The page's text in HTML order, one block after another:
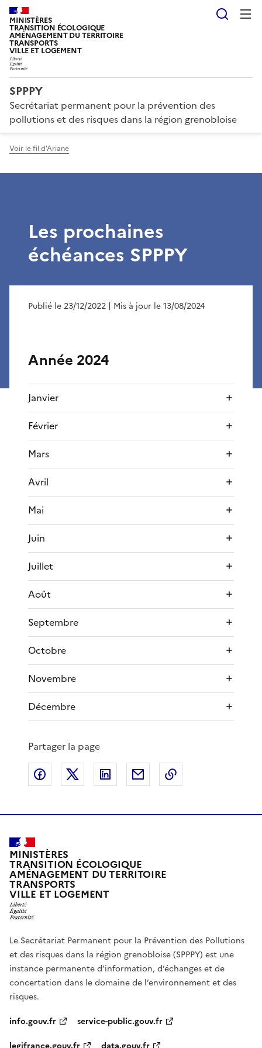
MINISTÈRES
TRANSITION ÉCOLOGIQUE
AMÉNAGEMENT DU TERRITOIRE
TRANSPORTS
VILLE ET LOGEMENT
SPPPY
Secrétariat permanent pour la prévention des
pollutions et des risques dans la région grenobloise
Voir le fil d'Ariane
Les prochaines
échéances SPPPY
Publié le 23/12/2022 | Mis à jour le 13/08/2024
Année 2024
Janvier
Février
Mars
Avril
Mai
Juin
Juillet
Août
Septembre
Octobre
Novembre
Décembre
Partager la page
Partager sur Facebook
Partager sur XPartager sur LinkedIn
Partager par email
MINISTÈRES
TRANSITION ÉCOLOGIQUE
AMÉNAGEMENT DU TERRITOIRE
TRANSPORTS
VILLE ET LOGEMENT
Le Secrétariat Permanent pour la Prévention des Pollutions
et des risques dans la région grenobloise (SPPPY) est une
instance permanente d’information, d’échanges et de
concertation dans le domaine de l’environnement et des
risques.
info.gouv.fr
service-public.gouv.fr